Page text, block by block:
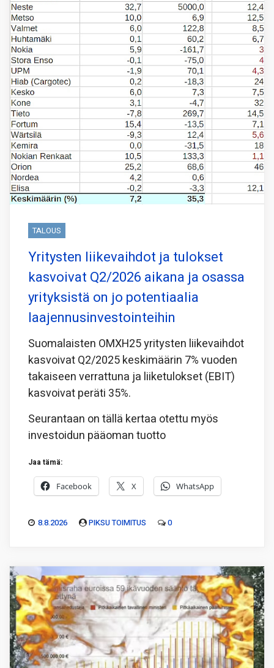
TALOUS
Yritysten liikevaihdot ja tulokset
kasvoivat Q2/2026 aikana ja osassa
yrityksistä on jo potentiaalia
laajennusinvestointeihin
Suomalaisten OMXH25 yritysten liikevaihdot
kasvoivat Q2/2025 keskimäärin 7% vuoden
takaiseen verrattuna ja liiketulokset (EBIT)
kasvoivat peräti 35%.
Seurantaan on tällä kertaa otettu myös
investoidun pääoman tuotto
Jaa tämä:
Facebook X WhatsApp
8.8.2026 PIKSU TOIMITUS 0